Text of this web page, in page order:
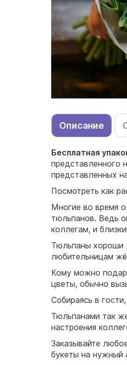
Описание
Бесплатная
представленного
представленных
Посмотреть как
Многие во время
тюльпанов. Ведь
коллегам, и
Тюльпаны хороши
любительницам
Кому можно
цветы, обычно
Собираясь в
Тюльпанами так
настроения
Заказывайте
букеты на нужный